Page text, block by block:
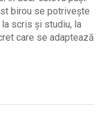
birou se potrivește
scris și studiu, la
care se adaptează